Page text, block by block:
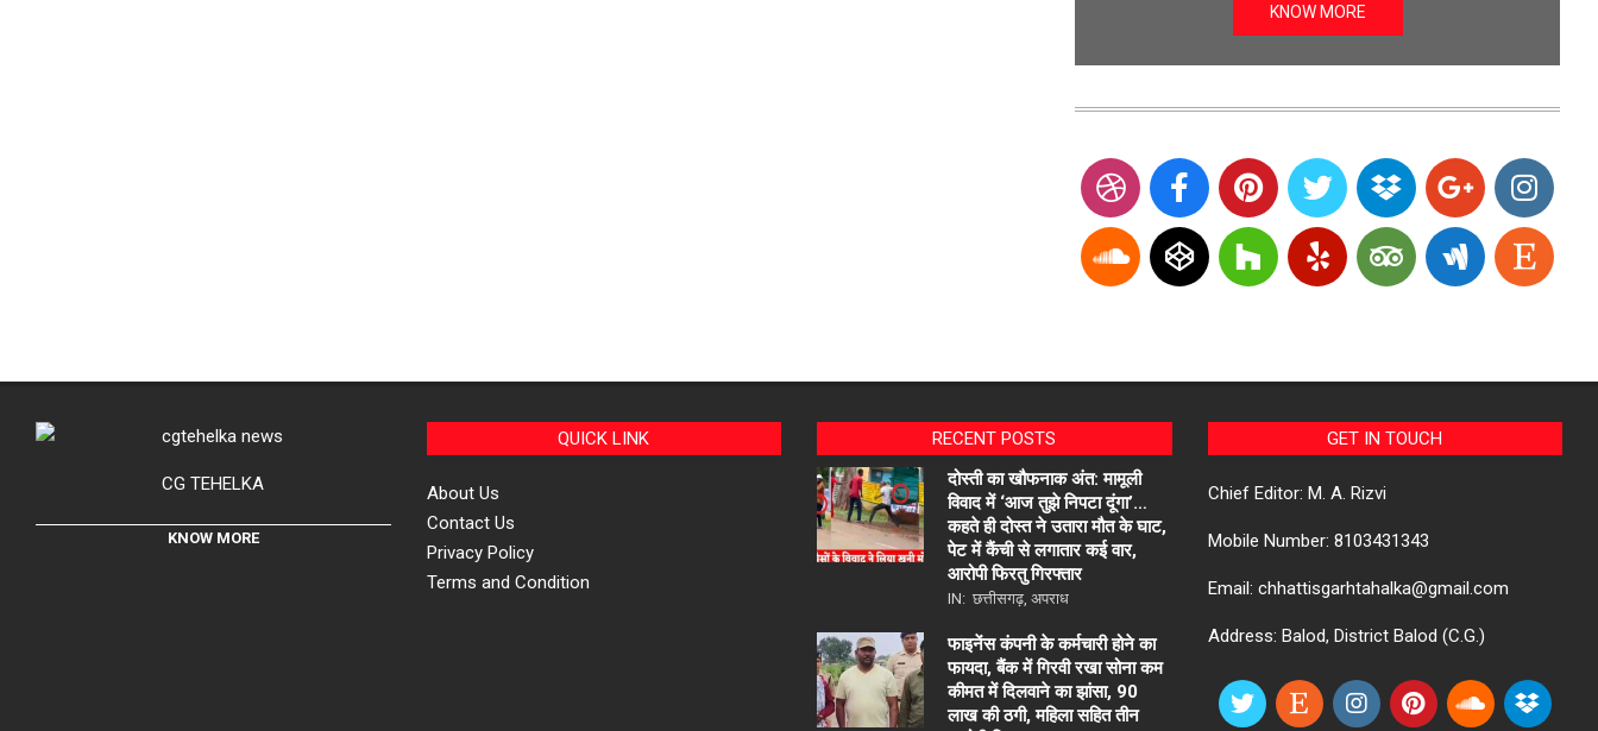
KNOW MORE
CG TEHELKA
KNOW MORE
QUICK LINK
About Us
Contact Us
Privacy Policy
Terms and Condition
RECENT POSTS
दोस्ती का खौफनाक अंत: मामूली
विवाद में ‘आज तुझे निपटा दूंगा’…
कहते ही दोस्त ने उतारा मौत के घाट,
पेट में कैंची से लगातार कई वार,
आरोपी फिरतु गिरफ्तार
IN: छत्तीसगढ़ अपराध
फाइनेंस कंपनी के कर्मचारी होने का
फायदा, बैंक में गिरवी रखा सोना कम
कीमत में दिलवाने का झांसा, 90
लाख की ठगी, महिला सहित तीन
GET IN TOUCH
Chief Editor: M. A. Rizvi
Mobile Number: 8103431343
Email: chhattisgarhtahalka@gmail.com
Address: Balod, District Balod (C.G.)